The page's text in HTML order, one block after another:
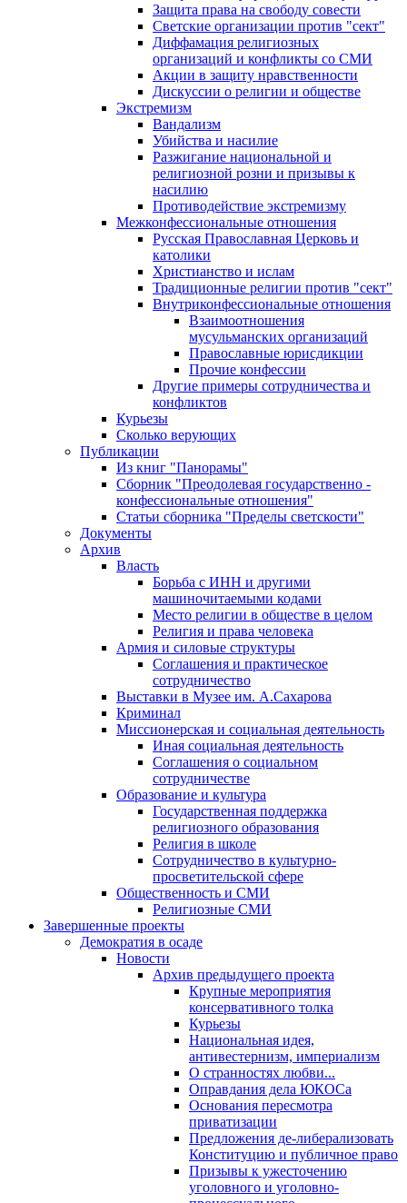
Защита права на свободу совести
Светские организации против "сект"
Диффамация религиозных
организаций и конфликты со СМИ
Акции в защиту нравственности
Дискуссии о религии и обществе
Экстремизм
Вандализм
Убийства и насилие
Разжигание национальной и
религиозной розни и призывы к
насилию
Противодействие экстремизму
Межконфессиональные отношения
Русская Православная Церковь и
католики
Христианство и ислам
Традиционные религии против "сект"
Внутриконфессиональные отношения
Взаимоотношения
мусульманских организаций
Православные юрисдикции
Прочие конфессии
Другие примеры сотрудничества и
конфликтов
Курьезы
Сколько верующих
Публикации
Из книг "Панорамы"
Сборник "Преодолевая государственно -
конфессиональные отношения"
Статьи сборника "Пределы светскости"
Документы
Архив
Власть
Борьба с ИНН и другими
машиночитаемыми кодами
Место религии в обществе в целом
Религия и права человека
Армия и силовые структуры
Соглашения и практическое
сотрудничество
Выставки в Музее им. А.Сахарова
Криминал
Миссионерская и социальная деятельность
Иная социальная деятельность
Соглашения о социальном
сотрудничестве
Образование и культура
Государственная поддержка
религиозного образования
Религия в школе
Сотрудничество в культурно-
просветительской сфере
Общественность и СМИ
Религиозные СМИ
Завершенные проекты
Демократия в осаде
Новости
Архив предыдущего проекта
Крупные мероприятия
консервативного толка
Курьезы
Национальная идея,
антивестернизм, империализм
О странностях любви...
Оправдания дела ЮКОСа
Основания пересмотра
приватизации
Предложения де-либерализовать
Конституцию и публичное право
Призывы к ужесточению
уголовного и уголовно-